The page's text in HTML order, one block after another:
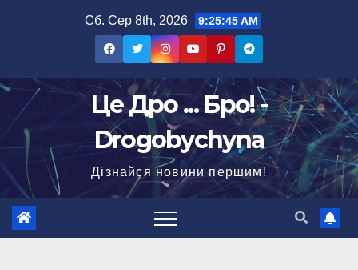
Сб. Сер 8th, 2026 9:25:46 AM
Це Дро ... Бро! -
Drogobychyna
Дізнайся новини першим!